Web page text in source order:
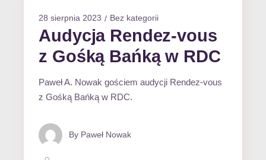
28 sierpnia 2023 Bez kategorii
Audycja Rendez-vous
z Gośką Bańką w RDC
Paweł A. Nowak gościem audycji Rendez-vous
z Gośką Bańką w RDC.
By Paweł Nowak